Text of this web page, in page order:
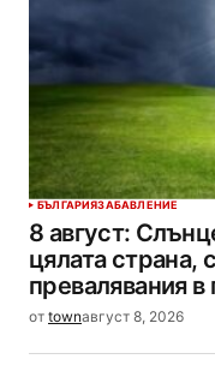
БЪЛГАРИЯЗАБАВЛЕНИЕ
8 август:
цялата страна,
превалявания в
от townавгуст 8, 2026